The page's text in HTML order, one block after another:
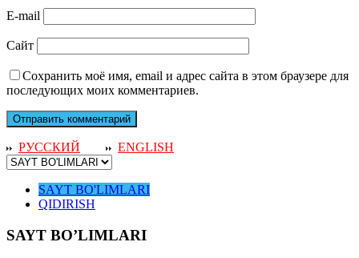
E-mail
Сайт
Сохранить моё имя, email и адрес сайта в этом браузере для
последующих моих комментариев.
РУССКИЙ ENGLISH
SAYT BO'LIMLARI
QIDIRISH
SAYT BO’LIMLARI